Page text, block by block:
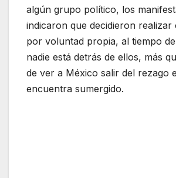
algún grupo político, los
indicaron que decidieron realizar
por voluntad propia, al tiempo
nadie está detrás de ellos, más
de ver a México salir del rezago
encuentra sumergido.